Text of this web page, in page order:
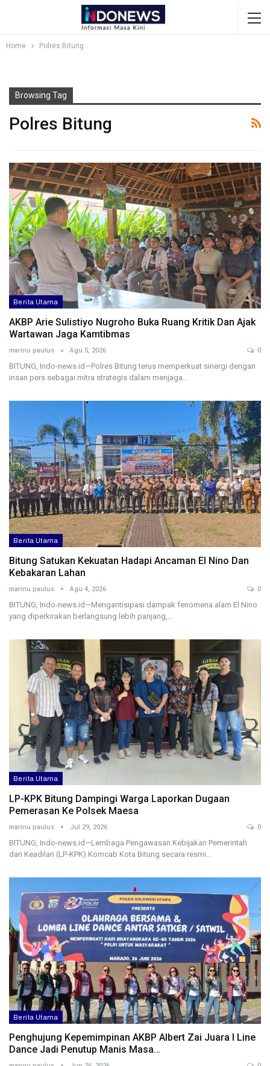
Home Polres Bitung
Browsing Tag
Polres Bitung
Berita Utama
AKBP Arie Sulistiyo Nugroho Buka Ruang Kritik Dan Ajak
Wartawan Jaga Kamtibmas
marinu paulus Agu 5, 2026 0
BITUNG, Indo-news.id—Polres Bitung terus memperkuat sinergi dengan
insan pers sebagai mitra strategis dalam menjaga…
Berita Utama
Bitung Satukan Kekuatan Hadapi Ancaman El Nino Dan
Kebakaran Lahan
marinu paulus Agu 4, 2026 0
BITUNG, Indo-news.id—Mengantisipasi dampak fenomena alam El Nino
yang diperkirakan berlangsung lebih panjang,…
Berita Utama
LP-KPK Bitung Dampingi Warga Laporkan Dugaan
Pemerasan Ke Polsek Maesa
marinu paulus Jul 29, 2026 0
BITUNG, Indo-news.id—Lembaga Pengawasan Kebijakan Pemerintah
dan Keadilan (LP-KPK) Komcab Kota Bitung secara resmi…
Berita Utama
Penghujung Kepemimpinan AKBP Albert Zai Juara I Line
Dance Jadi Penutup Manis Masa…